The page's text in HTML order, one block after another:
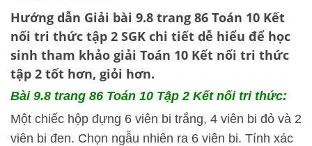
Hướng dẫn Giải bài 9.8 trang 86 Toán 10 Kết
nối tri thức tập 2 SGK chi tiết dễ hiểu để học
sinh tham khảo giải Toán 10 Kết nối tri thức
tập 2 tốt hơn, giỏi hơn.
Bài 9.8 trang 86 Toán 10 Tập 2 Kết nối tri thức:
Một chiếc hộp đựng 6 viên bi trắng, 4 viên bi đỏ và 2
viên bi đen. Chọn ngẫu nhiên ra 6 viên bi. Tính xác